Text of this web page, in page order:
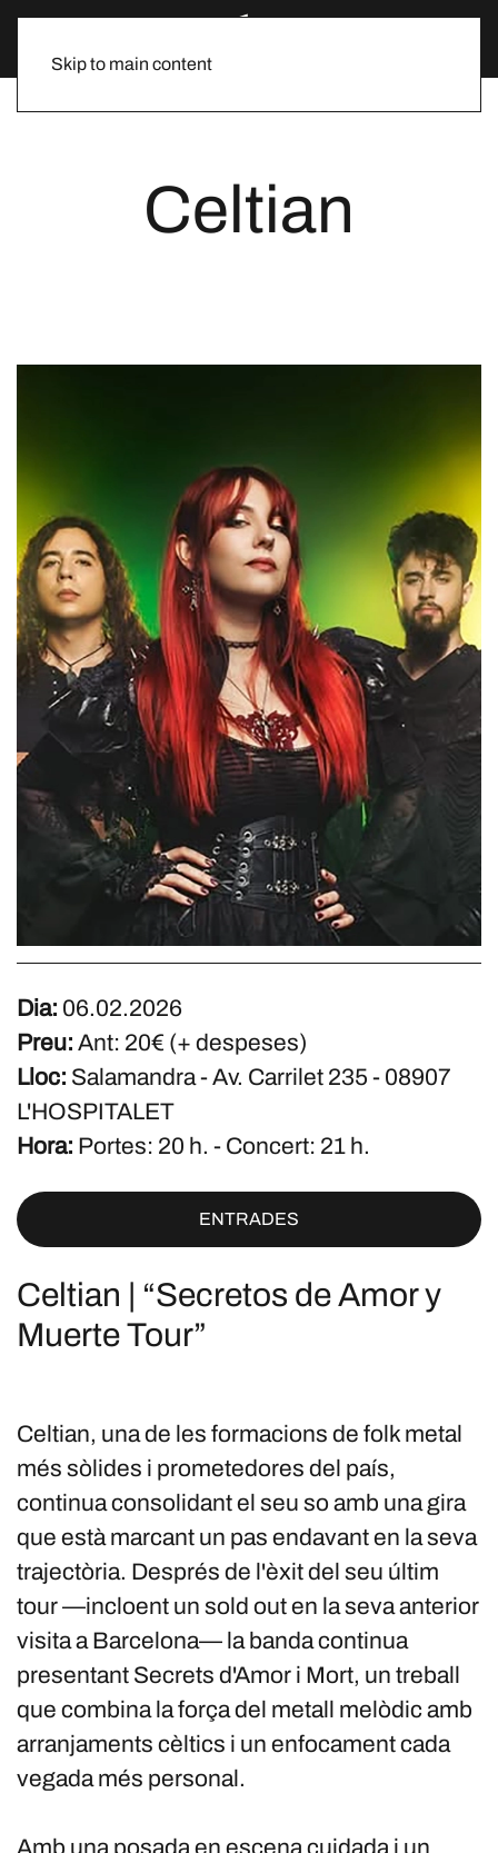
Skip to main content
Celtian
Dia: 06.02.2026
Preu: Ant: 20€ (+ despeses)
Lloc: Salamandra - Av. Carrilet 235 - 08907
L'HOSPITALET
Hora: Portes: 20 h. - Concert: 21 h.
ENTRADES
Celtian | “Secretos de Amor y
Muerte Tour”
Celtian, una de les formacions de folk metal
més sòlides i prometedores del país,
continua consolidant el seu so amb una gira
que està marcant un pas endavant en la seva
trajectòria. Després de l'èxit del seu últim
tour —incloent un sold out en la seva anterior
visita a Barcelona— la banda continua
presentant Secrets d'Amor i Mort, un treball
que combina la força del metall melòdic amb
arranjaments cèltics i un enfocament cada
vegada més personal.
Amb una posada en escena cuidada i un